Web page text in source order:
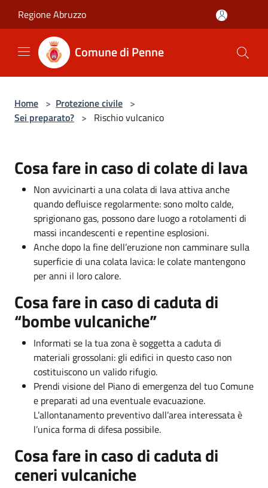
Regione Abruzzo
Comune di Penne
Home > Protezione civile >
Sei preparato? > Rischio vulcanico
Cosa fare in caso di colate di lava
Non avvicinarti a una colata di lava attiva anche
quando defluisce regolarmente: sono molto calde,
sprigionano gas, possono dare luogo a rotolamenti di
massi incandescenti e repentine esplosioni.
Anche dopo la fine dell’eruzione non camminare sulla
superficie di una colata lavica: le colate mantengono
per anni il loro calore.
Cosa fare in caso di caduta di
“bombe vulcaniche”
Informati se la tua zona è soggetta a caduta di
materiali grossolani: gli edifici in questo caso non
costituiscono un valido rifugio.
Prendi visione del Piano di emergenza del tuo Comune
e preparati ad una eventuale evacuazione.
L’allontanamento preventivo dall’area interessata è
l’unica forma di difesa possibile.
Cosa fare in caso di caduta di
ceneri vulcaniche